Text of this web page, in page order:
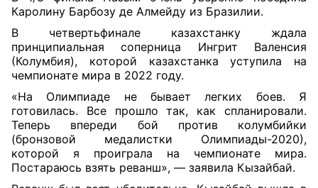
Каролину Барбозу де Алмейду из Бразилии.
В четвертьфинале казахстанку ждала
принципиальная соперница Ингрит Валенсия
(Колумбия), которой казахстанка уступила на
чемпионате мира в 2022 году.
«На Олимпиаде не бывает легких боев. Я
готовилась. Все прошло так, как спланировали.
Теперь впереди бой против колумбийки
(бронзовой медалистки Олимпиады-2020),
которой я проиграла на чемпионате мира.
Постараюсь взять реванш», — заявила Кызайбай.